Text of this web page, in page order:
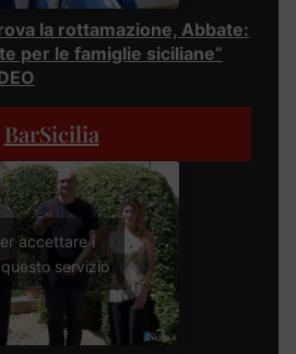
la rottamazione, Abbate:
per le famiglie siciliane”
BarSicilia
accettare i
servizio